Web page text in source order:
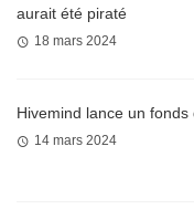
aurait été piraté
18 mars 2024
Hivemind lance un
14 mars 2024